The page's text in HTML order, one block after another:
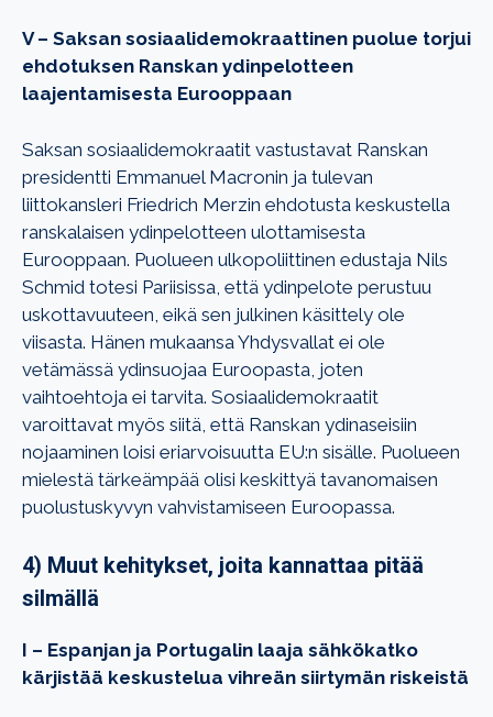
V – Saksan sosiaalidemokraattinen puolue torjui
ehdotuksen Ranskan ydinpelotteen
laajentamisesta Eurooppaan
Saksan sosiaalidemokraatit vastustavat Ranskan
presidentti Emmanuel Macronin ja tulevan
liittokansleri Friedrich Merzin ehdotusta keskustella
ranskalaisen ydinpelotteen ulottamisesta
Eurooppaan. Puolueen ulkopoliittinen edustaja Nils
Schmid totesi Pariisissa, että ydinpelote perustuu
uskottavuuteen, eikä sen julkinen käsittely ole
viisasta. Hänen mukaansa Yhdysvallat ei ole
vetämässä ydinsuojaa Euroopasta, joten
vaihtoehtoja ei tarvita. Sosiaalidemokraatit
varoittavat myös siitä, että Ranskan ydinaseisiin
nojaaminen loisi eriarvoisuutta EU:n sisälle. Puolueen
mielestä tärkeämpää olisi keskittyä tavanomaisen
puolustuskyvyn vahvistamiseen Euroopassa.
4) Muut kehitykset, joita kannattaa pitää
silmällä
I – Espanjan ja Portugalin laaja sähkökatko
kärjistää keskustelua vihreän siirtymän riskeistä